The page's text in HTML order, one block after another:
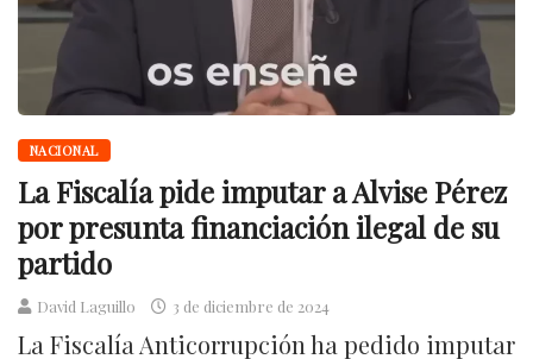
NACIONAL
La Fiscalía pide imputar a Alvise Pérez
por presunta financiación ilegal de su
partido
David Laguillo 3 de diciembre de 2024
La Fiscalía Anticorrupción ha pedido imputar